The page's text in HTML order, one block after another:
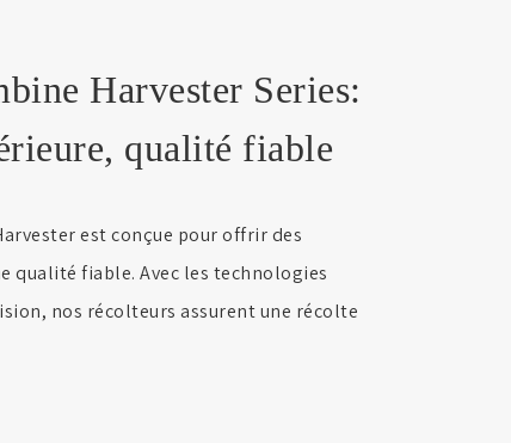
Harvester Series:
qualité fiable
est conçue pour offrir des
qualité fiable. Avec les technologies
nos récolteurs assurent une récolte